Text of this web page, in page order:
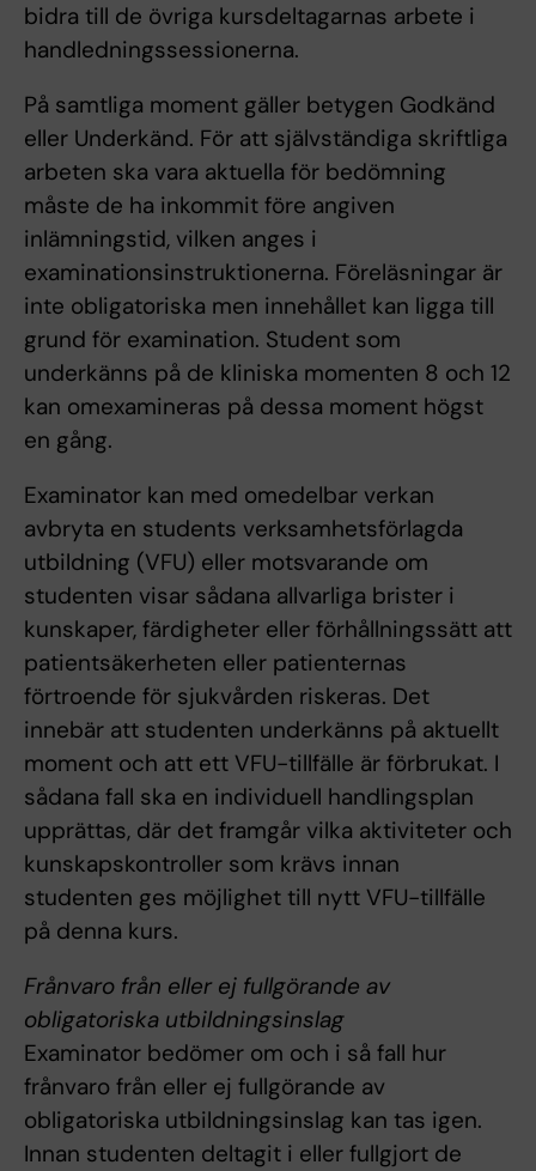
bidra till de övriga kursdeltagarnas arbete i
handledningssessionerna.
På samtliga moment gäller betygen Godkänd
eller Underkänd. För att självständiga skriftliga
arbeten ska vara aktuella för bedömning
måste de ha inkommit före angiven
inlämningstid, vilken anges i
examinationsinstruktionerna. Föreläsningar är
inte obligatoriska men innehållet kan ligga till
grund för examination. Student som
underkänns på de kliniska momenten 8 och 12
kan omexamineras på dessa moment högst
en gång.
Examinator kan med omedelbar verkan
avbryta en students verksamhetsförlagda
utbildning (VFU) eller motsvarande om
studenten visar sådana allvarliga brister i
kunskaper, färdigheter eller förhållningssätt att
patientsäkerheten eller patienternas
förtroende för sjukvården riskeras. Det
innebär att studenten underkänns på aktuellt
moment och att ett VFU-tillfälle är förbrukat. I
sådana fall ska en individuell handlingsplan
upprättas, där det framgår vilka aktiviteter och
kunskapskontroller som krävs innan
studenten ges möjlighet till nytt VFU-tillfälle
på denna kurs.
Frånvaro från eller ej fullgörande av
obligatoriska utbildningsinslag
Examinator bedömer om och i så fall hur
frånvaro från eller ej fullgörande av
obligatoriska utbildningsinslag kan tas igen.
Innan studenten deltagit i eller fullgjort de